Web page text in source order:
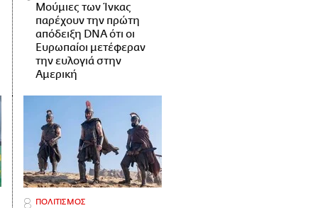
Μούμιες των Ίνκας
παρέχουν την πρώτη
απόδειξη DNA ότι οι
Ευρωπαίοι μετέφεραν
την ευλογιά στην
Αμερική
ΠΟΛΙΤΙΣΜΟΣ